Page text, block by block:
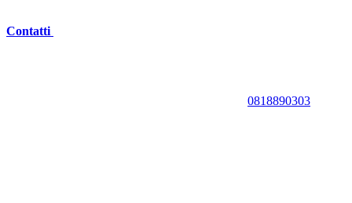
Contatti
0818890303